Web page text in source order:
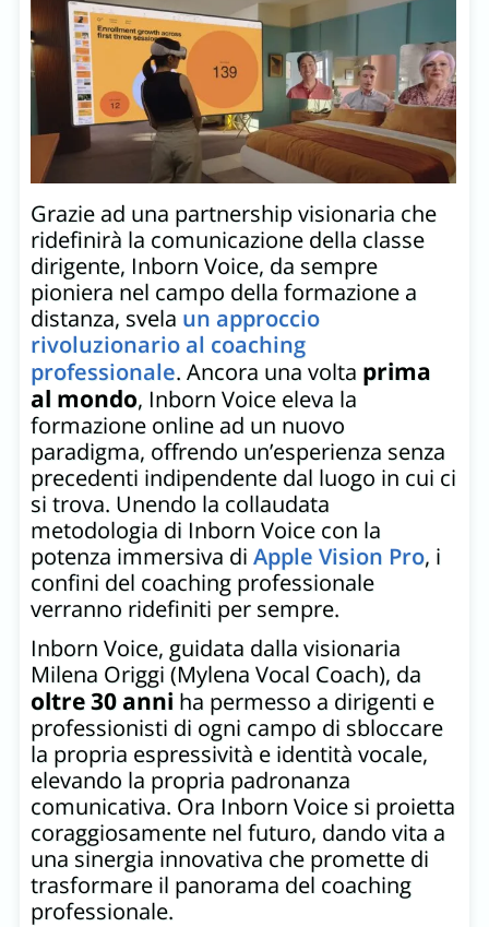
Grazie ad una partnership visionaria che
ridefinirà la comunicazione della classe
dirigente, Inborn Voice, da sempre
pioniera nel campo della formazione a
distanza, svela un approccio
rivoluzionario al coaching
professionale. Ancora una volta prima
al mondo, Inborn Voice eleva la
formazione online ad un nuovo
paradigma, offrendo un’esperienza senza
precedenti indipendente dal luogo in cui ci
si trova. Unendo la collaudata
metodologia di Inborn Voice con la
potenza immersiva di Apple Vision Pro, i
confini del coaching professionale
verranno ridefiniti per sempre.
Inborn Voice, guidata dalla visionaria
Milena Origgi (Mylena Vocal Coach), da
oltre 30 anni ha permesso a dirigenti e
professionisti di ogni campo di sbloccare
la propria espressività e identità vocale,
elevando la propria padronanza
comunicativa. Ora Inborn Voice si proietta
coraggiosamente nel futuro, dando vita a
una sinergia innovativa che promette di
trasformare il panorama del coaching
professionale.